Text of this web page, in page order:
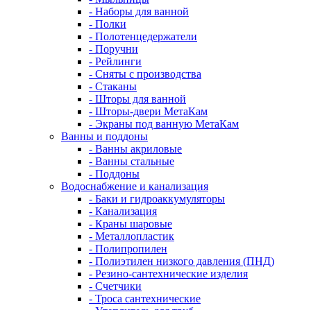
- Наборы для ванной
- Полки
- Полотенцедержатели
- Поручни
- Рейлинги
- Сняты с производства
- Стаканы
- Шторы для ванной
- Шторы-двери МетаКам
- Экраны под ванную МетаКам
Ванны и поддоны
- Ванны акриловые
- Ванны стальные
- Поддоны
Водоснабжение и канализация
- Баки и гидроаккумуляторы
- Канализация
- Краны шаровые
- Металлопластик
- Полипропилен
- Полиэтилен низкого давления (ПНД)
- Резино-сантехнические изделия
- Счетчики
- Троса сантехнические